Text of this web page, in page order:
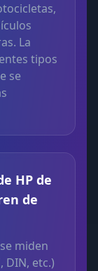
La
tipos
se
HP de
de
miden
DIN, etc.)